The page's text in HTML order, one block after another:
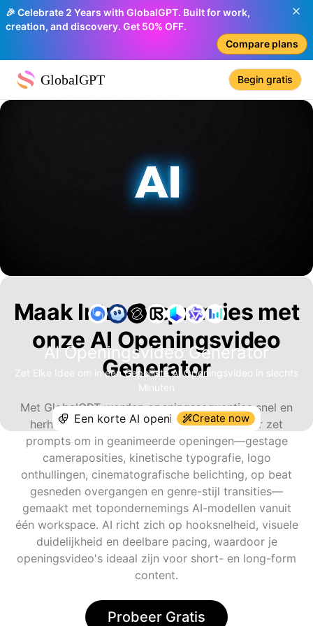
🎉 Celebrate 2 Years with GlobalGPT. Built for work,
creation, and discovery. Get 50% OFF.
Compare plans
GlobalGPT Begin gratis
AI Openingsvideo Generator
Zet Elke Idee om in een Gepolijste AI Openingsvideo in slechts
Minuten
Create now
Maak Intro Sequenties met
onze AI Openingsvideo
Generator
Met GlobalGPT worden openingssequenties snel en
herhaalbaar. De AI openingsvideo generator zet
prompts om in geanimeerde openingen—gestage
cameraposities, kinetische typografie, logo
onthullingen, cinematografische belichting, op beat
gesneden overgangen en genre-stijl transities—
gemaakt met topondernemings AI-modellen vanuit
één workspace. AI richt zich op hooksnelheid, visuele
duidelijkheid en deelbare pacing, waardoor je
openingsvideo's ideaal zijn voor short- en long-form
content.
Probeer Gratis